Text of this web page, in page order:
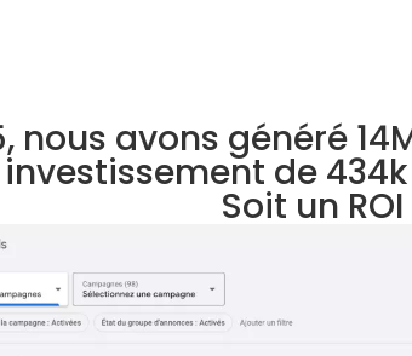
nous avons généré
de
Soit un